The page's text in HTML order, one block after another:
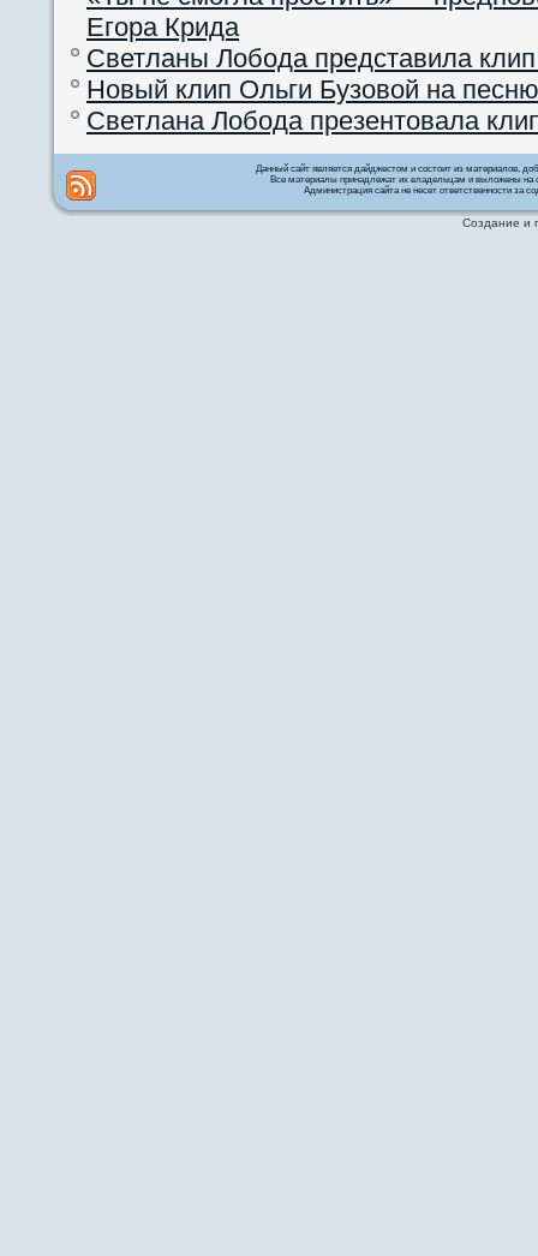
Егора Крида
Светланы Лобода представила
Новый клип Ольги Бузовой на
Светлана Лобода презентовала
Данный сайт является дайджестом и состоит из материалов,
Все материалы принадлежат их владельцам и выложены на
Администрация сайта не несет ответственности за
Создание и